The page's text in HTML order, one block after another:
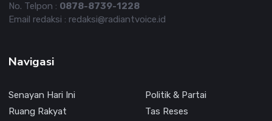
No. Telpon : 0878-8739-1228
Email redaksi : redaksi@radiantvoice.id
Navigasi
Senayan Hari Ini
Politik & Partai
Ruang Rakyat
Tas Reses